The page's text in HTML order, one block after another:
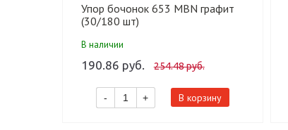
Упор бочонок 653 MBN графит
(30/180 шт)
В наличии
190.86 руб. 254.48 руб.
- + В корзину